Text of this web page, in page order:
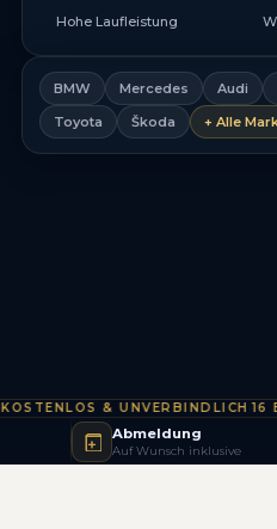
Hohe Laufleistung
BMW Mercedes Audi
Toyota
Škoda + Alle
& UNVERBINDLICH·16
Abmeldung
Auf Wunsch inklusive